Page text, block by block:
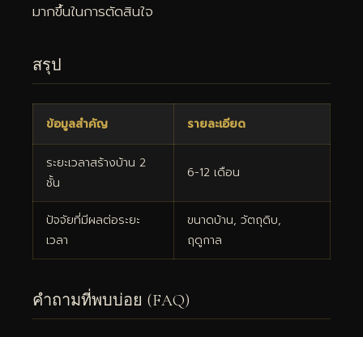
มากขึ้นในการตัดสินใจ
สรุป
ข้อมูลสำคัญ รายละเอียด
ระยะเวลาสร้างบ้าน 2
ชั้น
6-12 เดือน
ปัจจัยที่มีผลต่อระยะ
เวลา
ขนาดบ้าน, วัตถุดิบ,
ฤดูกาล
คำถามที่พบบ่อย (FAQ)